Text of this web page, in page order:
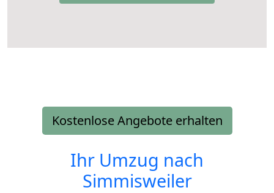
Kostenlose Angebote erhalten
Ihr Umzug nach
Simmisweiler